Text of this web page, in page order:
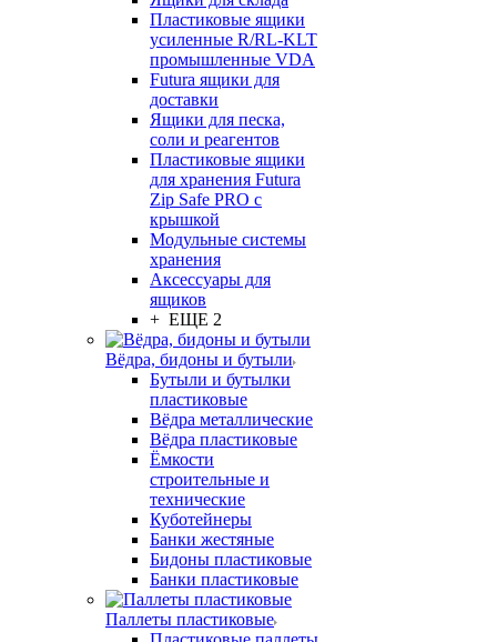
Пластиковые ящики
усиленные R/RL-KLT
промышленные VDA
Futura ящики для
доставки
Ящики для песка,
соли и реагентов
Пластиковые ящики
для хранения Futura
Zip Safe PRO с
крышкой
Модульные системы
хранения
Аксессуары для
ящиков
+ ЕЩЕ 2
Вёдра, бидоны и бутыли
Бутыли и бутылки
пластиковые
Вёдра металлические
Вёдра пластиковые
Ёмкости
строительные и
технические
Куботейнеры
Банки жестяные
Бидоны пластиковые
Банки пластиковые
Паллеты пластиковые